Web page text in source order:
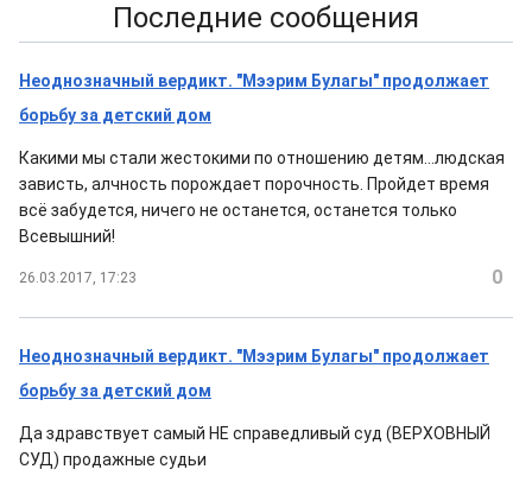
Последние сообщения
Неоднозначный вердикт. "Мээрим Булагы" продолжает
борьбу за детский дом
Какими мы стали жестокими по отношению детям...людская
зависть, алчность порождает порочность. Пройдет время
всё забудется, ничего не останется, останется только
Всевышний!
26.03.2017, 17:23 0
Неоднозначный вердикт. "Мээрим Булагы" продолжает
борьбу за детский дом
Да здравствует самый НЕ справедливый суд (ВЕРХОВНЫЙ
СУД) продажные судьи